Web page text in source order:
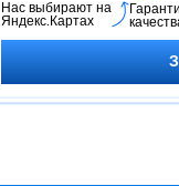
подтверждает его
стандартам качества.
Нас выбирают на
Яндекс.Картах